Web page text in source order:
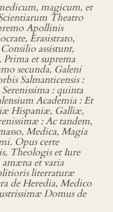
magicum, et
Theatro
Apollinis
Erasistrato,
assistunt,
Prima et suprema
secunda, Galeni
Salmanticensis :
: quinta
Academia : Et
Hispaniæ, Galliæ,
: Ac tandem,
Medica, Magia
Opus certe
Theologis et Iure
et varia
literraturæ
de Heredia, Medico
Domus de